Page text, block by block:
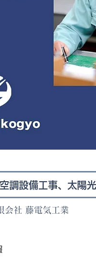
調設備工事、太陽
会社 藤電気工業